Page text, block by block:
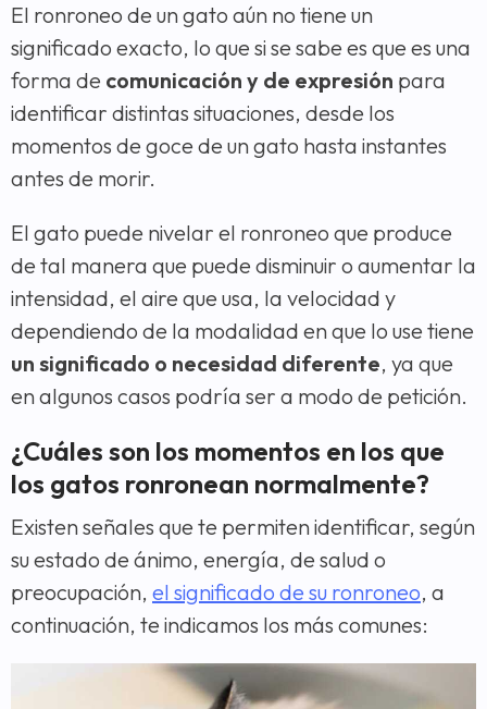
El ronroneo de un gato aún no tiene un
significado exacto, lo que si se sabe es que es una
forma de comunicación y de expresión para
identificar distintas situaciones, desde los
momentos de goce de un gato hasta instantes
antes de morir.
El gato puede nivelar el ronroneo que produce
de tal manera que puede disminuir o aumentar la
intensidad, el aire que usa, la velocidad y
dependiendo de la modalidad en que lo use tiene
un significado o necesidad diferente, ya que
en algunos casos podría ser a modo de petición.
¿Cuáles son los momentos en los que
los gatos ronronean normalmente?
Existen señales que te permiten identificar, según
su estado de ánimo, energía, de salud o
preocupación, el significado de su ronroneo, a
continuación, te indicamos los más comunes: